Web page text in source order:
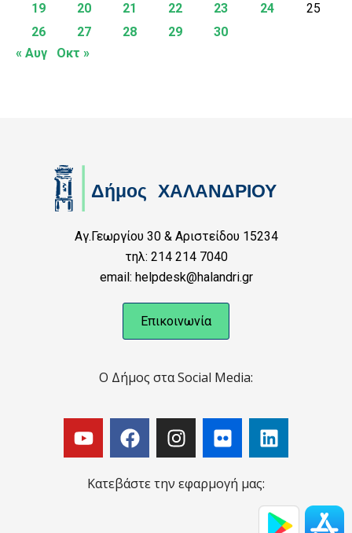
19
20 21 22 23 24
25
26
27 28 29
30
« Αυγ
Οκτ »
Αγ.Γεωργίου 30 & Αριστείδου 15234
τηλ: 214 214 7040
email: helpdesk@halandri.gr
Επικοινωνία
Ο Δήμος στα Social Media:
Κατεβάστε την εφαρμογή μας: